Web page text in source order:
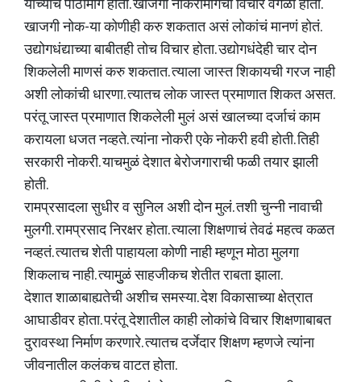
यांच्याच पाठीमागं होती. खाजगी नोकरीमागचा विचार वेगळा होता.
खाजगी नोक-या कोणीही करु शकतात असं लोकांचं मानणं होतं.
उद्योगधंद्याच्या बाबीतही तोच विचार होता. उद्योगधंदेही चार दोन
शिकलेली माणसं करु शकतात. त्याला जास्त शिकायची गरज नाही
अशी लोकांची धारणा. त्यातच लोक जास्त प्रमाणात शिकत असत.
परंतू जास्त प्रमाणात शिकलेली मुलं असं खालच्या दर्जाचं काम
करायला धजत नव्हते. त्यांना नोकरी एके नोकरी हवी होती. तिही
सरकारी नोकरी. याचमुळं देशात बेरोजगाराची फळी तयार झाली
होती.
रामप्रसादला सुधीर व सुनिल अशी दोन मुलं. तशी चुन्नी नावाची
मुलगी. रामप्रसाद निरक्षर होता. त्याला शिक्षणाचं तेवढं महत्व कळत
नव्हतं. त्यातच शेती पाहायला कोणी नाही म्हणून मोठा मुलगा
शिकलाच नाही. त्यामुुळं साहजीकच शेतीत राबता झाला.
देशात शाळाबाह्यतेची अशीच समस्या. देश विकासाच्या क्षेत्रात
आघाडीवर होता. परंतू देशातील काही लोकांचे विचार शिक्षणाबाबत
दुरावस्था निर्माण करणारे. त्यातच दर्जेदार शिक्षण म्हणजे त्यांना
जीवनातील कलंकच वाटत होता.